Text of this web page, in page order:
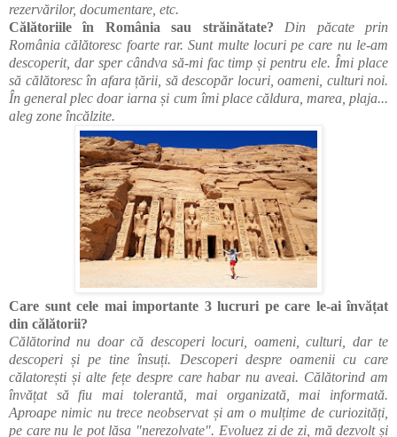
rezervărilor, documentare, etc.
Călătoriile în România sau străinătate? Din păcate prin
România călătoresc foarte rar. Sunt multe locuri pe care nu le-am
descoperit, dar sper cândva să-mi fac timp și pentru ele. Îmi place
să călătoresc în afara țării, să descopăr locuri, oameni, culturi noi.
În general plec doar iarna și cum îmi place căldura, marea, plaja...
aleg zone încălzite.
Care sunt cele mai importante 3 lucruri pe care le-ai învățat
din călătorii?
Călătorind nu doar că descoperi locuri, oameni, culturi, dar te
descoperi și pe tine însuți. Descoperi despre oamenii cu care
călatorești și alte fețe despre care habar nu aveai. Călătorind am
învățat să fiu mai tolerantă, mai organizată, mai informată.
Aproape nimic nu trece neobservat și am o mulțime de curiozități,
pe care nu le pot lăsa "nerezolvate". Evoluez zi de zi, mă dezvolt și